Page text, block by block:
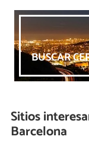
BUSCAR
Sitios
Barcelona